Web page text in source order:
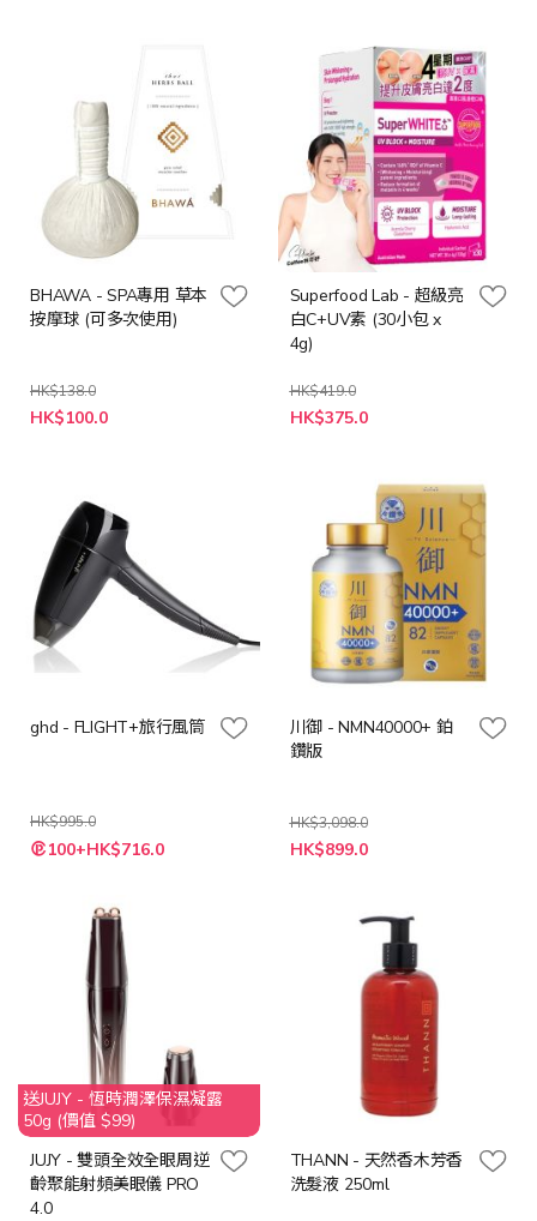
BHAWA - SPA專用 草本
按摩球 (可多次使用)
HK$138.0
特
殊
HK$100.0
Superfood Lab - 超級亮
白C+UV素 (30小包 x
4g)
HK$419.0
特
殊
HK$375.0
ghd - FLIGHT+旅行風筒
HK$995.0
特
殊 100+HK$716.0
川御 - NMN40000+ 鉑
鑽版
HK$3,098.0
特
殊
HK$899.0
送JUJY - 恆時潤澤保濕凝露
50g (價值 $99)
JUJY - 雙頭全效全眼周逆
齡聚能射頻美眼儀 PRO
4.0
THANN - 天然香木芳香
洗髮液 250ml